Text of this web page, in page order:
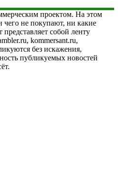
проектом. На этом
чего не покупают, ни какие
собой ленту
kommersant.ru,
без искажения,
публикуемых новостей